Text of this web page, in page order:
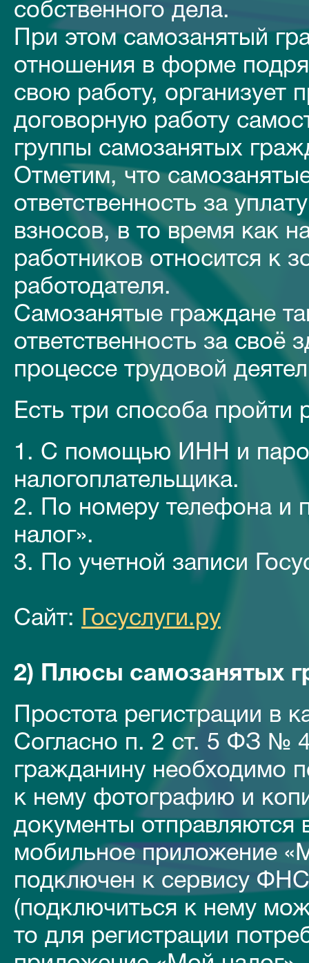
собственного дела.
При этом самозанятый
отношения в форме
свою работу, организует
договорную работу
группы самозанятых
Отметим, что
ответственность за
взносов, в то время как
работников относится к
работодателя.
Самозанятые граждане
ответственность за своё
процессе трудовой
Есть три способа пройти
1. С помощью ИНН и
налогоплательщика.
2. По номеру телефона и
налог».
3. По учетной записи
Сайт: Госуслуги.ру
2) Плюсы самозанятых
Простота регистрации в
Согласно п. 2 ст. 5 ФЗ №
гражданину необходимо
к нему фотографию и
документы отправляются
мобильное приложение
подключен к сервису
(подключиться к нему
то для регистрации